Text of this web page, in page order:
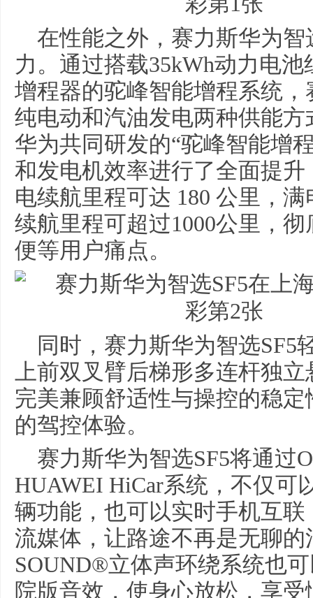
在性能之外，赛力斯华为
力。通过搭载35kWh动力电
增程器的驼峰智能增程系统
纯电动和汽油发电两种供能
华为共同研发的“驼峰智能增
和发电机效率进行了全面提
电续航里程可达 180 公里，
续航里程可超过1000公里，
便等用户痛点。
同时，赛力斯华为智选SF5
上前双叉臂后梯形多连杆独
完美兼顾舒适性与操控的稳
的驾控体验。
赛力斯华为智选SF5将通过
HUAWEI HiCar系统，不仅可
辆功能，也可以实时手机互
流媒体，让路途不再是无聊
SOUND®立体声环绕系统也
院版音效，使身心放松，享